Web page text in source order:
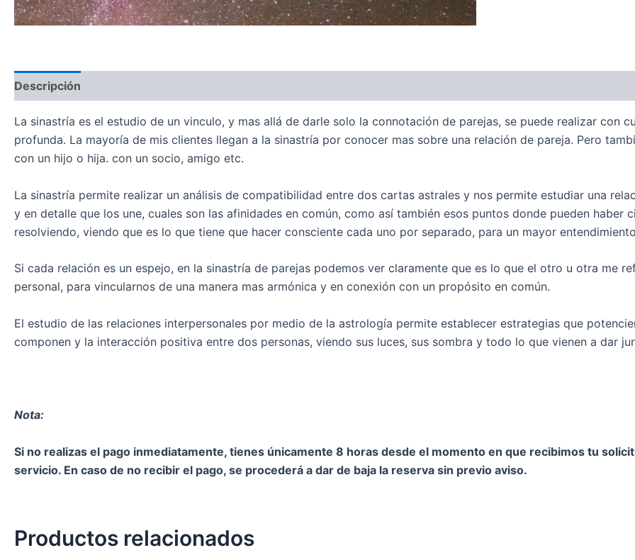
Descripción
La sinastría es el estudio de un vinculo, y mas allá de darle solo la connotación de parejas, se puede realizar con
profunda. La mayoría de mis clientes llegan a la sinastría por conocer mas sobre una relación de pareja. Pero
con un hijo o hija. con un socio, amigo etc.
La sinastría permite realizar un análisis de compatibilidad entre dos cartas astrales y nos permite estudiar una
y en detalle que los une, cuales son las afinidades en común, como así también esos puntos donde pueden
resolviendo, viendo que es lo que tiene que hacer consciente cada uno por separado, para un mayor
Si cada relación es un espejo, en la sinastría de parejas podemos ver claramente que es lo que el otro u otra me
personal, para vincularnos de una manera mas armónica y en conexión con un propósito en común.
El estudio de las relaciones interpersonales por medio de la astrología permite establecer estrategias que
componen y la interacción positiva entre dos personas, viendo sus luces, sus sombra y todo lo que vienen a dar
Nota:
Si no realizas el pago inmediatamente, tienes únicamente 8 horas desde el momento en que recibimos tu
servicio. En caso de no recibir el pago, se procederá a dar de baja la reserva sin previo aviso.
Productos relacionados